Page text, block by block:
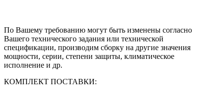
По Вашему требованию могут быть изменены согласно
Вашего технического задания или технической
спецификации, производим сборку на другие значения
мощности, серии, степени защиты, климатическое
исполнение и др.
КОМПЛЕКТ ПОСТАВКИ: